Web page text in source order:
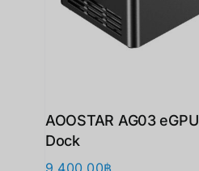
AOOSTAR AG03 eGPU
Dock
9,400.00฿